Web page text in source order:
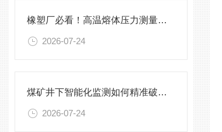
橡塑厂必看！高温熔体压力测量的4大致命痛点，90%工厂都在踩坑
2026-07-24
煤矿井下智能化监测如何精准破解？
2026-07-24